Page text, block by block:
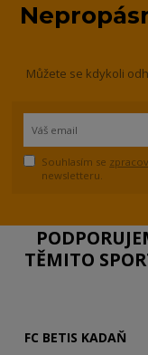
Můžete se kdykoli
Souhlasím se
newsletteru.
TĚMITO
FC BETIS KADAŇ